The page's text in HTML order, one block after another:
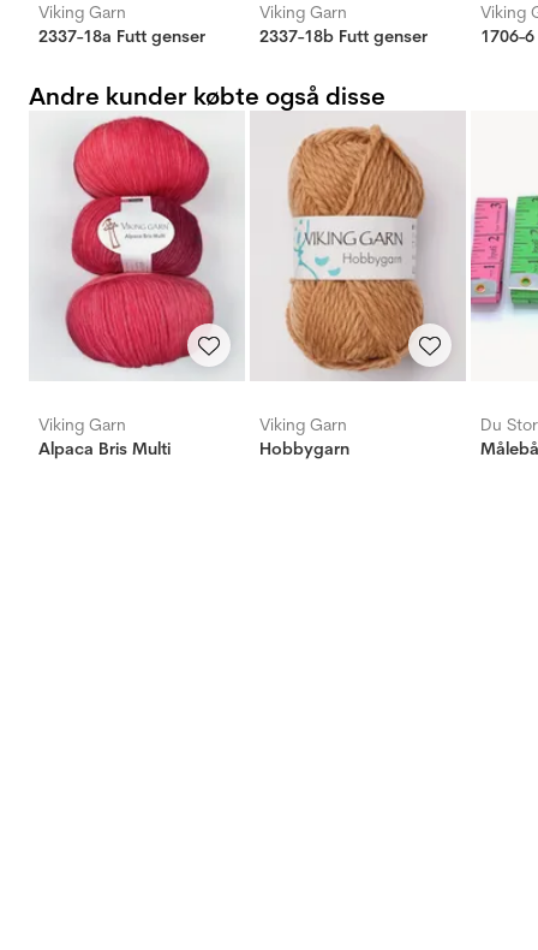
Viking Garn
2337-18a Futt genser
Viking Garn
2337-18b Futt genser
Viking
Andre kunder købte også disse
Viking Garn
Alpaca Bris Multi
Viking Garn
Hobbygarn
Du